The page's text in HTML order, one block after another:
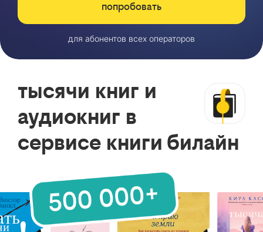
попробовать
для абонентов всех операторов
тысячи книг и
аудиокниг в
сервисе книги билайн